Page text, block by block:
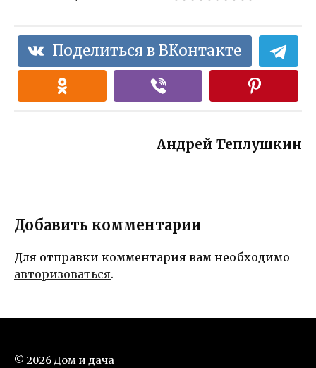
Поделиться в ВКонтакте
Андрей Теплушкин
Добавить комментарии
Для отправки комментария вам необходимо
авторизоваться.
© 2026 Дом и дача